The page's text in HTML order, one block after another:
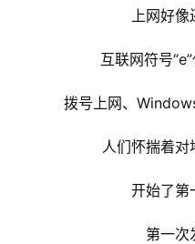
上网好像
互联网符号
拨号上网、
人们怀揣着对
开始了第
第一次